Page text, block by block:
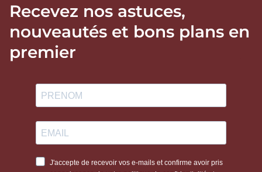
Recevez nos astuces,
nouveautés et bons plans en
premier